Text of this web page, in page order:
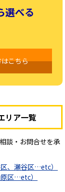
選べる
こちら
リア一覧
談・お問合せを承
、瀬谷区…etc）
区…etc）